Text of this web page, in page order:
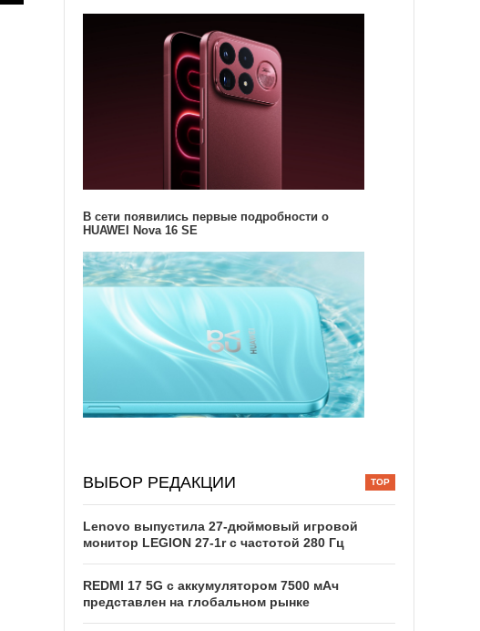
В сети появились первые подробности о
HUAWEI Nova 16 SE
ВЫБОР РЕДАКЦИИ
Lenovo выпустила 27-дюймовый игровой
монитор LEGION 27-1r с частотой 280 Гц
REDMI 17 5G c аккумулятором 7500 мАч
представлен на глобальном рынке